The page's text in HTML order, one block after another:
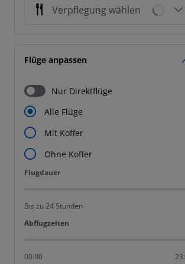
Verpflegung wählen
Flüge anpassen
Nur Direktflüge
Alle Flüge
Mit Koffer
Ohne Koffer
Flugdauer
Flugdauer
Bis zu 24 Stunden
Abflugzeiten
Abflugzeiten
00:00